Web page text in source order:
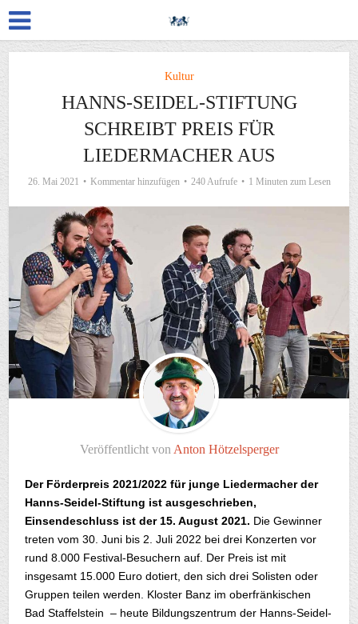
Kultur
HANNS-SEIDEL-STIFTUNG
SCHREIBT PREIS FÜR
LIEDERMACHER AUS
26. Mai 2021 Kommentar hinzufügen 240 Aufrufe 1 Minuten zum Lesen
Veröffentlicht von Anton Hötzelsperger
Der Förderpreis 2021/2022 für junge Liedermacher der
Hanns-Seidel-Stiftung ist ausgeschrieben,
Einsendeschluss ist der 15. August 2021. Die Gewinner
treten vom 30. Juni bis 2. Juli 2022 bei drei Konzerten vor
rund 8.000 Festival-Besuchern auf. Der Preis ist mit
insgesamt 15.000 Euro dotiert, den sich drei Solisten oder
Gruppen teilen werden. Kloster Banz im oberfränkischen
Bad Staffelstein – heute Bildungszentrum der Hanns-Seidel-